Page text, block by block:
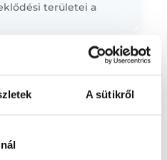
A sütikről
területei a
vesz részt. Ezen orvosok által
felügyeli az egészségügyi
A foglaljorvost.hu
bármely szakorvos